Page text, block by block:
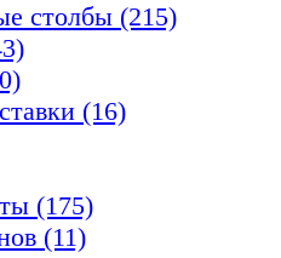
cтoлбы (215)
(16)
(175)
(11)